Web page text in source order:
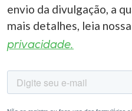
envio da divulgação, a
mais detalhes, leia nossa
privacidade.